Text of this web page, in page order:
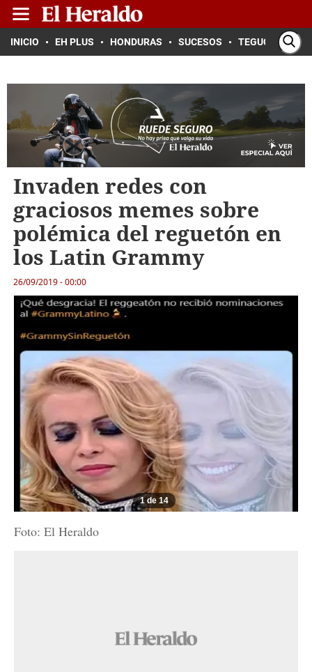
INICIO EH PLUS HONDURAS SUCESOS TEGUCIGALPA
Invaden redes con
graciosos memes sobre
polémica del reguetón en
los Latin Grammy
26/09/2019 - 00:00
1 de 14
Foto: El Heraldo